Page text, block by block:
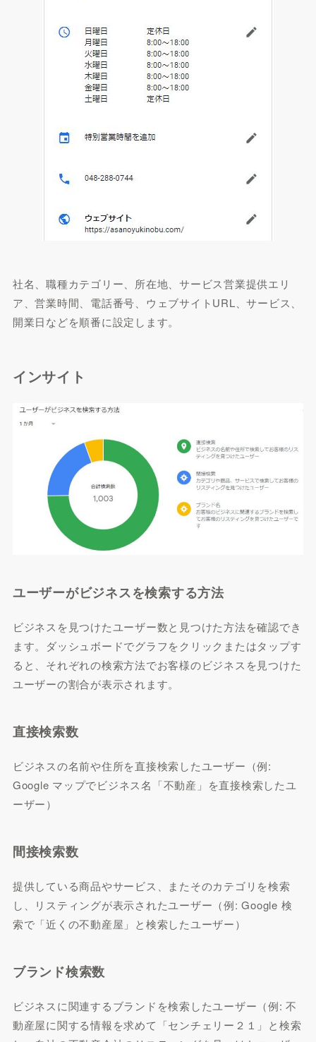
社名、職種カテゴリー、所在地、サービス営業提供エリ
ア、営業時間、電話番号、ウェブサイトURL、サービス、
開業日などを順番に設定します。
インサイト
ユーザーがビジネスを検索する方法
ビジネスを見つけたユーザー数と見つけた方法を確認でき
ます。ダッシュボードでグラフをクリックまたはタップす
ると、それぞれの検索方法でお客様のビジネスを見つけた
ユーザーの割合が表示されます。
直接検索数
ビジネスの名前や住所を直接検索したユーザー（例:
Google マップでビジネス名「不動産」を直接検索したユ
ーザー）
間接検索数
提供している商品やサービス、またそのカテゴリを検索
し、リスティングが表示されたユーザー（例: Google 検
索で「近くの不動産屋」と検索したユーザー）
ブランド検索数
ビジネスに関連するブランドを検索したユーザー（例: 不
動産屋に関する情報を求めて「センチェリー２１」と検索